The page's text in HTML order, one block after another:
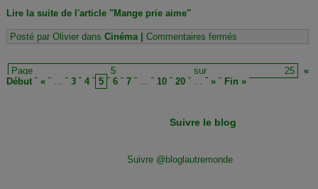
Lire la suite de l'article "Mange prie aime"
Posté par Olivier dans Cinéma Commentaires ferméssur
Mange
Page 5 sur 25
«
Début
« ... 3 4 5 6 7 ... 10 20 ... » Fin »
Suivre le blog
Suivre @bloglautremonde